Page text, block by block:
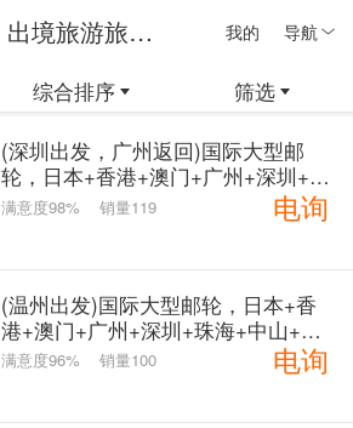
我的 导航
出境旅游旅游线路
综合排序 筛选
(深圳出发，广州返回)国际大型邮
轮，日本+香港+澳门+广州+深圳+珠
海+中山+港珠澳大桥8日游
满意度98% 销量119 电询
(温州出发)国际大型邮轮，日本+香
港+澳门+广州+深圳+珠海+中山+港
珠澳大桥10日游
满意度96% 销量100 电询